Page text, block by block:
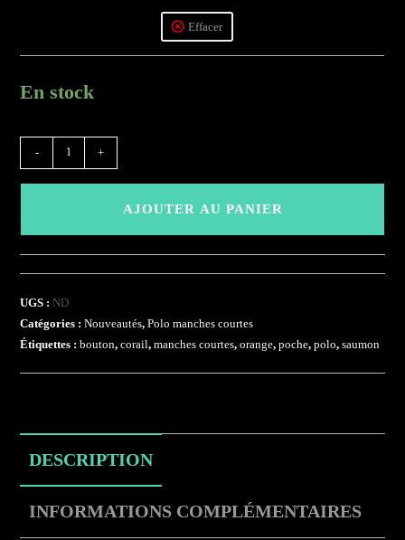
Effacer
En stock
de
Corail
- +
AJOUTER AU PANIER
UGS : ND
Catégories :Nouveautés,Polo manches courtes
Étiquettes :bouton,corail,manches courtes,orange,poche,polo,saumon
DESCRIPTION
INFORMATIONS COMPLÉMENTAIRES